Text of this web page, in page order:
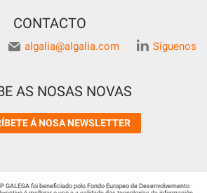
CONTACTO
algalia@algalia.com Síguenos
AS NOSAS NOVAS
Á NOSA NEWSLETTER
GALEGA foi beneficiado polo Fondo Europeo de Desenvolvemento